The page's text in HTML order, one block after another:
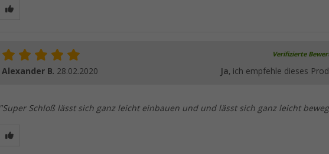
Verifizierte
Alexander B. 28.02.2020 Ja, ich empfehle dieses
"Super Schloß lässt sich ganz leicht einbauen und und lässt sich ganz leicht